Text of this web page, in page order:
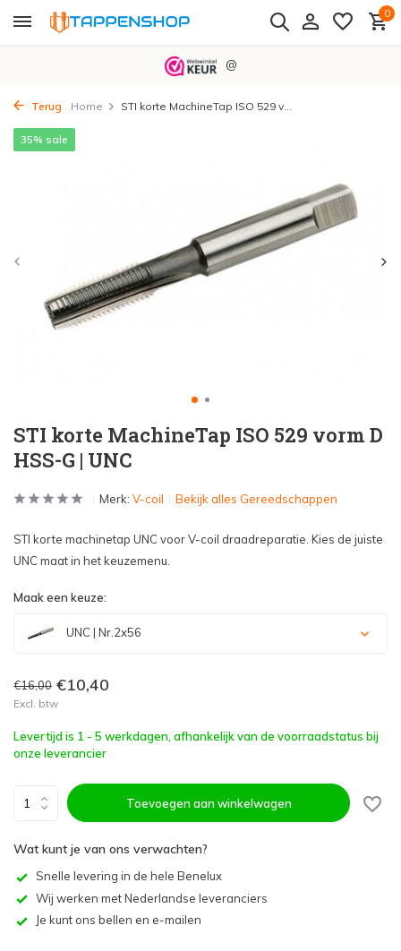
0
@
Terug Home STI korte MachineTap ISO 529 v...
STI korte MachineTap ISO 529 vorm D
HSS-G | UNC
35% sale
Merk: V-coil Bekijk alles Gereedschappen
STI korte machinetap UNC voor V-coil draadreparatie. Kies de juiste
UNC maat in het keuzemenu.
Maak een keuze:
UNC | Nr.2x56
€16,00 €10,40
Excl. btw
Levertijd is 1 - 5 werkdagen, afhankelijk van de voorraadstatus bij
onze leverancier
Toevoegen aan winkelwagen
Wat kunt je van ons verwachten?
Snelle levering in de hele Benelux
Wij werken met Nederlandse leveranciers
Je kunt ons bellen en e-mailen